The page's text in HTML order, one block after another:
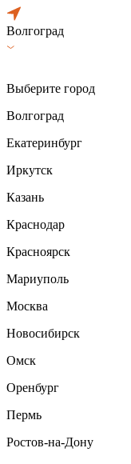
Волгоград
Выберите город
Волгоград
Екатеринбург
Иркутск
Казань
Краснодар
Красноярск
Мариуполь
Москва
Новосибирск
Омск
Оренбург
Пермь
Ростов-на-Дону